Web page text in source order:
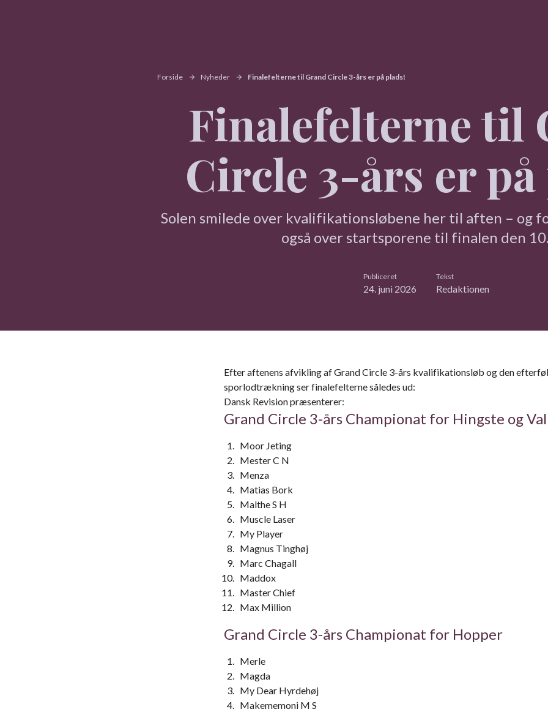
Forside Nyheder Finalefelterne til Grand Circle 3-års er på plads!
Finalefelterne til
Circle 3-års er på
Solen smilede over kvalifikationsløbene her til aften – og
også over startsporene til finalen den
Publiceret
24. juni 2026
Tekst
Redaktionen
Efter aftenens afvikling af Grand Circle 3-års kvalifikationsløb og den
sporlodtrækning ser finalefelterne således ud:
Dansk Revision præsenterer:
Grand Circle 3-års Championat for Hingste og
Moor Jeting
Mester C N
Menza
Matias Bork
Malthe S H
Muscle Laser
My Player
Magnus Tinghøj
Marc Chagall
Maddox
Master Chief
Max Million
Grand Circle 3-års Championat for Hopper
Merle
Magda
My Dear Hyrdehøj
Makememoni M S